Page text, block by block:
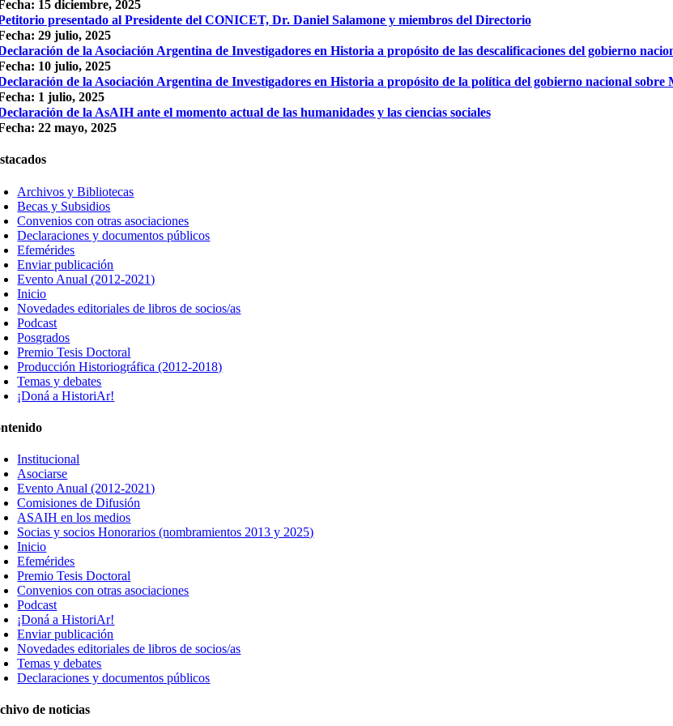
15 diciembre, 2025
presentado al Presidente del CONICET, Dr. Daniel Salamone y miembros del Directorio
29 julio, 2025
de la Asociación Argentina de Investigadores en Historia a propósito de las descalificaciones del gobierno
10 julio, 2025
de la Asociación Argentina de Investigadores en Historia a propósito de la política del gobierno nacional sobre
1 julio, 2025
de la AsAIH ante el momento actual de las humanidades y las ciencias sociales
22 mayo, 2025
Archivos y Bibliotecas
Becas y Subsidios
Convenios con otras asociaciones
Declaraciones y documentos públicos
Efemérides
Enviar publicación
Evento Anual (2012-2021)
Inicio
Novedades editoriales de libros de socios/as
Podcast
Posgrados
Premio Tesis Doctoral
Producción Historiográfica (2012-2018)
Temas y debates
¡Doná a HistoriAr!
Institucional
Asociarse
Evento Anual (2012-2021)
Comisiones de Difusión
ASAIH en los medios
Socias y socios Honorarios (nombramientos 2013 y 2025)
Inicio
Efemérides
Premio Tesis Doctoral
Convenios con otras asociaciones
Podcast
¡Doná a HistoriAr!
Enviar publicación
Novedades editoriales de libros de socios/as
Temas y debates
Declaraciones y documentos públicos
de noticias